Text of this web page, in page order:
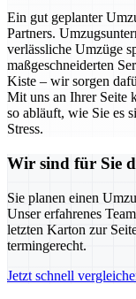
Ein gut geplanter
Partners.
verlässliche Umzüge
maßgeschneiderten
Kiste – wir sorgen
Mit uns an Ihrer Seite
so abläuft, wie Sie es
Stress.
Wir sind für Sie
Sie planen einen
Unser erfahrenes
letzten Karton zur
termingerecht.
Jetzt schnell